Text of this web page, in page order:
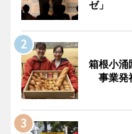
ゼ」
箱根小涌
事業発